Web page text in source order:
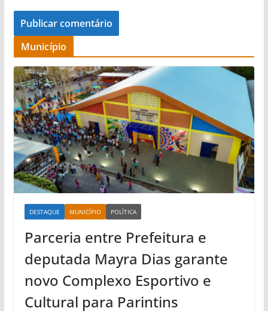
Município
DESTAQUE MUNICÍPIO POLÍTICA
Parceria entre Prefeitura e
deputada Mayra Dias garante
novo Complexo Esportivo e
Cultural para Parintins